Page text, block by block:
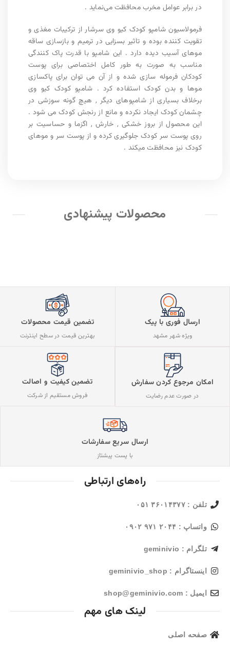
در برابر عوامل مخرب محافظت می‌نماید .
فرمولاسیون شامپو کودک کیو وی سرشار از ترکیبات مغذی و
تقویت کننده بوده و تاثیر بسزایی در ترمیم و بازسازی ساقه
موهای آسیب دیده دارد . این شامپو با قدرت پاک کنندگی
مناسب به صورت به طور کامل اختصاصی برای پوست
کودکان فرموله سازی شده و از آن می توان برای پاکسازی
موها و بدن کودک استفاده کرد . شامپو کودک کیو وی
برخلاف بسیاری از شامپوهای دیگر , هیچ گونه سوزشی در
چشمان کودک ایجاد نکرده و مانع از رنجش کودک می شود .
این محصول از بروز خشکی , خارش , اگزما و حساسیت بر
روی پوست سر کودک جلوگیری کرده و از پوست سر و موهای
کودک نیز محافظت میکند .
محصولات پیشنهادی
ارسال فوری با پیک
ویژه شهر مشهد
تضمین قیمت محصولات
بهترین قیمت در سطح اینترنت
امکان مرجوع کردن سفارش
در صورت عدم رضایت
تضمین کیفیت و اصالت
فروش مستقیم از شرکت
ارسال سریع سفارشات
با پست پیشتاز
راه‌های ارتباطی
تلفن : ۳۶۰۱۴۳۷۷ ۰۵۱
واتساپ : ۲۰۴۴ ۹۷۱ ۰۹۰۲
تلگرام : geminivio
اینستاگرام : geminivio_shop
ایمیل : shop@geminivio.com​
لینک های مهم
صفحه اصلی